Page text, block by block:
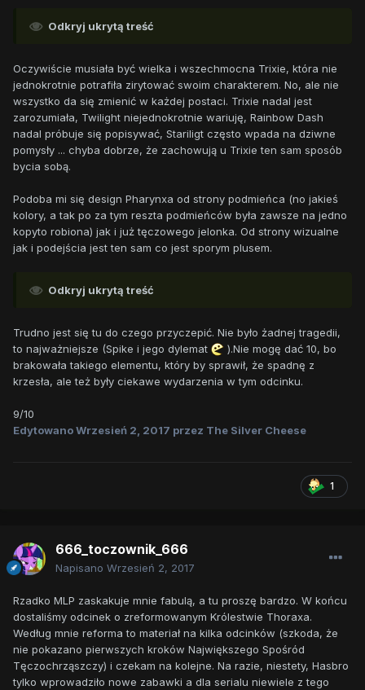
Odkryj ukrytą treść
Oczywiście musiała być wielka i wszechmocna Trixie, która nie
jednokrotnie potrafiła zirytować swoim charakterem. No, ale nie
wszystko da się zmienić w każdej postaci. Trixie nadal jest
zarozumiała, Twilight niejednokrotnie wariuję, Rainbow Dash
nadal próbuje się popisywać, Stariligt często wpada na dziwne
pomysły ... chyba dobrze, że zachowują u Trixie ten sam sposób
bycia sobą.
Podoba mi się design Pharynxa od strony podmieńca (no jakieś
kolory, a tak po za tym reszta podmieńców była zawsze na jedno
kopyto robiona) jak i już tęczowego jelonka. Od strony wizualne
jak i podejścia jest ten sam co jest sporym plusem.
Odkryj ukrytą treść
Trudno jest się tu do czego przyczepić. Nie było żadnej tragedii,
to najważniejsze (Spike i jego dylemat
).Nie mogę dać 10, bo
brakowała takiego elementu, który by sprawił, że spadnę z
krzesła, ale też były ciekawe wydarzenia w tym odcinku.
9/10
EdytowanoWrzesień 2, 2017 przez The Silver Cheese
1
666_toczownik_666
Napisano Wrzesień 2, 2017
Rzadko MLP zaskakuje mnie fabulą, a tu proszę bardzo. W końcu
dostaliśmy odcinek o zreformowanym Królestwie Thoraxa.
Według mnie reforma to materiał na kilka odcinków (szkoda, że
nie pokazano pierwszych kroków Największego Spośród
Tęczochrząszczy) i czekam na kolejne. Na razie, niestety, Hasbro
tylko wprowadziło nowe zabawki a dla serialu niewiele z tego